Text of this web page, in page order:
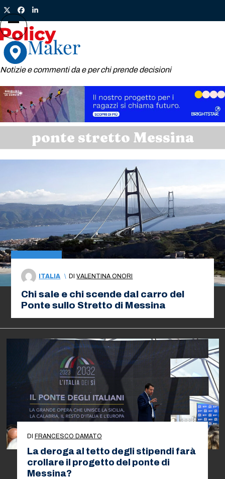
Skip
to
content
TwitterFacebook
LinkedIn
Notizie e commenti da e per chi prende decisioni
Open
mobile
menu
Close
mobile
menu
ponte stretto Messina
ITALIA \ DIVALENTINA ONORI
Chi sale e chi scende dal carro del
Ponte sullo Stretto di Messina
DI FRANCESCO DAMATO
La deroga al tetto degli stipendi farà
crollare il progetto del ponte di
Messina?